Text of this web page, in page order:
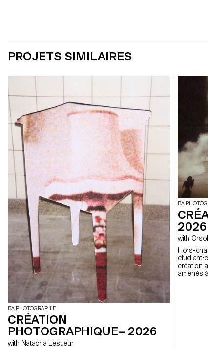
PROJETS SIMILAIRES
BA PHOTOGRAPHIE
CRÉATION
PHOTOGRAPHIQUE– 2026
with Natacha Lesueur
BA
2026
with
Hors-champ À travers l’exploration du
création
amenés